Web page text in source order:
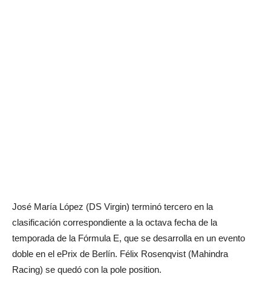
José María López (DS Virgin) terminó tercero en la
clasificación correspondiente a la octava fecha de la
temporada de la Fórmula E, que se desarrolla en un evento
doble en el ePrix de Berlín. Félix Rosenqvist (Mahindra
Racing) se quedó con la pole position.